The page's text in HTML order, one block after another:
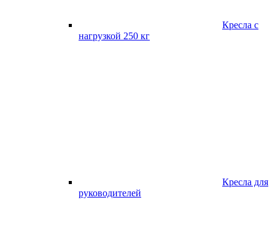
Кресла с
нагрузкой 250 кг
Кресла для
руководителей